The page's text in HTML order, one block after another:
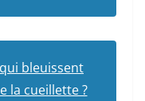
bleuissent
la cueillette ?